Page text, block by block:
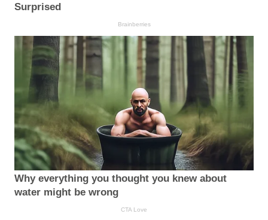
Surprised
Brainberries
Why everything you thought you knew about
water might be wrong
CTA Love